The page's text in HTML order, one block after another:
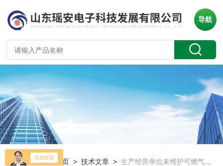
导航
当前位置：首页 >技术文章 >生产经营单位未维护可燃气体报警器致失效被罚1.125万元！